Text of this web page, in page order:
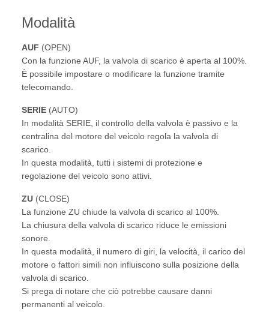
Modalità
AUF (OPEN)
Con la funzione AUF, la valvola di scarico è aperta al 100%.
È possibile impostare o modificare la funzione tramite
telecomando.
SERIE (AUTO)
In modalità SERIE, il controllo della valvola è passivo e la
centralina del motore del veicolo regola la valvola di
scarico.
In questa modalità, tutti i sistemi di protezione e
regolazione del veicolo sono attivi.
ZU (CLOSE)
La funzione ZU chiude la valvola di scarico al 100%.
La chiusura della valvola di scarico riduce le emissioni
sonore.
In questa modalità, il numero di giri, la velocità, il carico del
motore o fattori simili non influiscono sulla posizione della
valvola di scarico.
Si prega di notare che ciò potrebbe causare danni
permanenti al veicolo.